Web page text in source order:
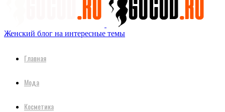
Женский блог на интересные темы
Главная
Мода
Косметика